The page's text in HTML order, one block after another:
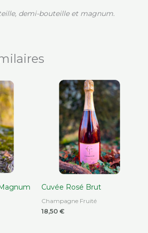
demi-bouteille et magnum.
Cuvée Rosé Brut
Champagne Fruité
18,50 €